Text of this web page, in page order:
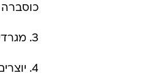
כוסברה
3. מגרדים פנימה את הגבינה, מוסיפים את הקמח והקשיו וממשיכים לערבב.
4.